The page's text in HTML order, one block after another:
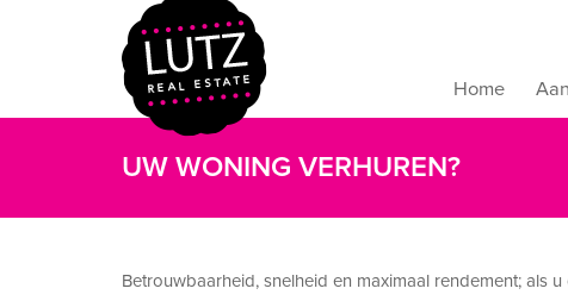
Home
UW WONING VERHUREN?
Betrouwbaarheid, snelheid en maximaal rendement; als